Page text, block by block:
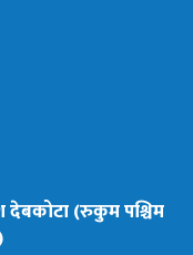
देबकोटा (रुकुम पश्चिम